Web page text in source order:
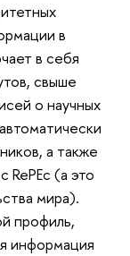
в
в себя
свыше
о научных
а также
RePEc (а это
мира).
профиль,
информация